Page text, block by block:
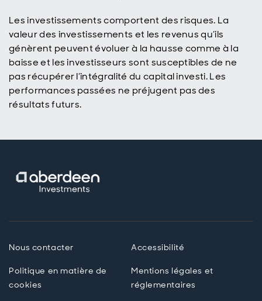
Les investissements comportent des risques. La
valeur des investissements et les revenus qu’ils
génèrent peuvent évoluer à la hausse comme à la
baisse et les investisseurs sont susceptibles de ne
pas récupérer l’intégralité du capital investi. Les
performances passées ne préjugent pas des
résultats futurs.
Nous contacter Accessibilité
Politique en matière de
cookies
Mentions légales et
réglementaires